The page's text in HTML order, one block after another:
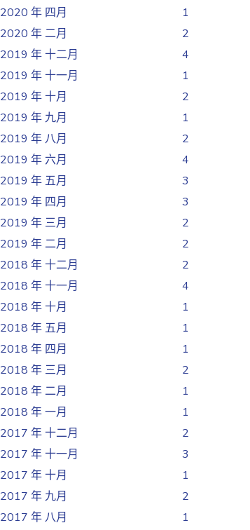
2020 年 四月
1
2020 年 二月
2
2019 年 十二月
4
2019 年 十一月
1
2019 年 十月
2
2019 年 九月
1
2019 年 八月
2
2019 年 六月
4
2019 年 五月
3
2019 年 四月
3
2019 年 三月
2
2019 年 二月
2
2018 年 十二月
2
2018 年 十一月
4
2018 年 十月
1
2018 年 五月
1
2018 年 四月
1
2018 年 三月
2
2018 年 二月
1
2018 年 一月
1
2017 年 十二月
2
2017 年 十一月
3
2017 年 十月
1
2017 年 九月
2
2017 年 八月
1